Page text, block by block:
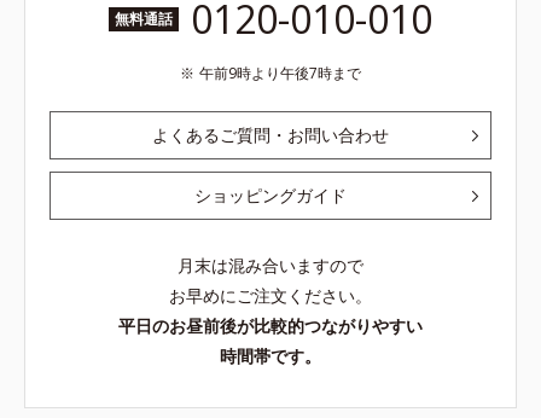
無料通話 0120-010-010
午前9時より午後7時まで
よくあるご質問・お問い合わせ
ショッピングガイド
月末は混み合いますので
お早めにご注文ください。
平日のお昼前後が比較的つながりやすい
時間帯です。